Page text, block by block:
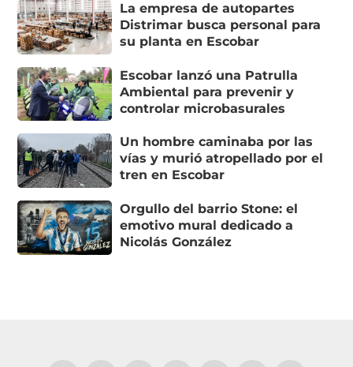
La empresa de autopartes
Distrimar busca personal para
su planta en Escobar
Escobar lanzó una Patrulla
Ambiental para prevenir y
controlar microbasurales
Un hombre caminaba por las
vías y murió atropellado por el
tren en Escobar
Orgullo del barrio Stone: el
emotivo mural dedicado a
Nicolás González